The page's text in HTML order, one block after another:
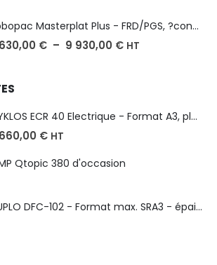
Robopac Masterplat Plus - FRD/PGS, ?conomie et performance
€ – 9 930,00 € HT
CYKLOS ECR 40 Electrique - Format A3, plusieurs unités coupe
€ HT
Qtopic 380 d'occasion
DUPLO DFC-102 - Format max. SRA3 - épaisseur de 50 à 130g/m